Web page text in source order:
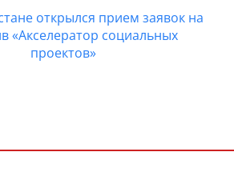
открылся прием заявок на
«Акселератор социальных
проектов»